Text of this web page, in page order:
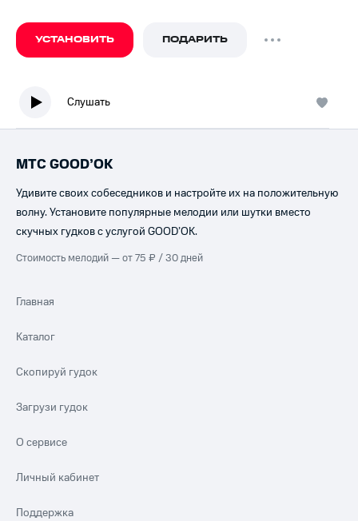
УСТАНОВИТЬ ПОДАРИТЬ
Слушать
МТС GOOD’OK
Удивите своих собеседников и настройте их на положительную
волну. Установите популярные мелодии или шутки вместо
скучных гудков с услугой GOOD’OK.
Стоимость мелодий — от 75 ₽ / 30 дней
Главная
Каталог
Скопируй гудок
Загрузи гудок
О сервисе
Личный кабинет
Поддержка